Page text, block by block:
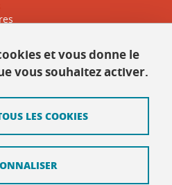
et vous donne le
vous souhaitez activer.
LES COOKIES